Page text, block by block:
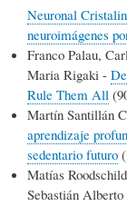
Neuronal
neuroimágenes
Franco Palau,
Maria Rigaki -
Rule Them All
Martín Santillán
aprendizaje
sedentario futuro
Matías
Sebastián